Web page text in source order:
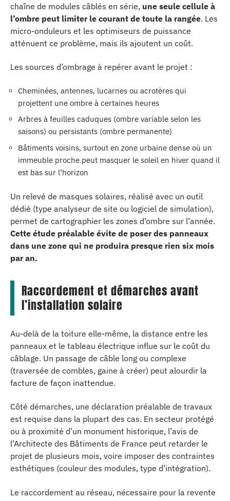
chaîne de modules câblés en série, une seule cellule à
l’ombre peut limiter le courant de toute la rangée. Les
micro-onduleurs et les optimiseurs de puissance
atténuent ce problème, mais ils ajoutent un coût.
Les sources d’ombrage à repérer avant le projet :
Cheminées, antennes, lucarnes ou acrotères qui
projettent une ombre à certaines heures
Arbres à feuilles caduques (ombre variable selon les
saisons) ou persistants (ombre permanente)
Bâtiments voisins, surtout en zone urbaine dense où un
immeuble proche peut masquer le soleil en hiver quand il
est bas sur l’horizon
Un relevé de masques solaires, réalisé avec un outil
dédié (type analyseur de site ou logiciel de simulation),
permet de cartographier les zones d’ombre sur l’année.
Cette étude préalable évite de poser des panneaux
dans une zone qui ne produira presque rien six mois
par an.
Raccordement et démarches avant
l’installation solaire
Au-delà de la toiture elle-même, la distance entre les
panneaux et le tableau électrique influe sur le coût du
câblage. Un passage de câble long ou complexe
(traversée de combles, gaine à créer) peut alourdir la
facture de façon inattendue.
Côté démarches, une déclaration préalable de travaux
est requise dans la plupart des cas. En secteur protégé
ou à proximité d’un monument historique, l’avis de
l’Architecte des Bâtiments de France peut retarder le
projet de plusieurs mois, voire imposer des contraintes
esthétiques (couleur des modules, type d’intégration).
Le raccordement au réseau, nécessaire pour la revente